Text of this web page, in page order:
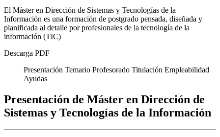
El Máster en Dirección de Sistemas y Tecnologías de la
Información es una formación de postgrado pensada, diseñada y
planificada al detalle por profesionales de la tecnología de la
información (TIC)
Descarga PDF
Presentación Temario Profesorado Titulación Empleabilidad
Ayudas
Presentación de Máster en Dirección de
Sistemas y Tecnologías de la Información